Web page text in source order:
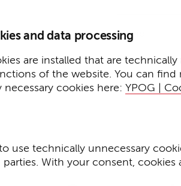
and data processing
are installed that are technically
of the website. You can find
cookies here: YPOG |
use technically unnecessary
With your consent, cookies
Home
Expertise